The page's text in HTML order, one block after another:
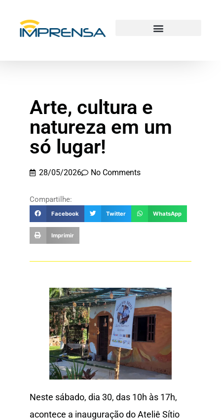
Arte, cultura e
natureza em um
só lugar!
28/05/2026 No Comments
Compartilhe:
Facebook Twitter WhatsApp
Imprimir
Neste sábado, dia 30, das 10h às 17h,
acontece a inauguração do Ateliê Sítio